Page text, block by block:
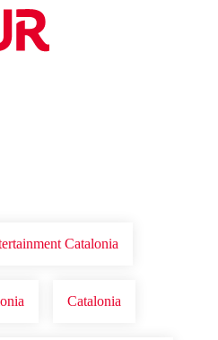
OFERTE DE NERATAT
Catalonia
Catalonia